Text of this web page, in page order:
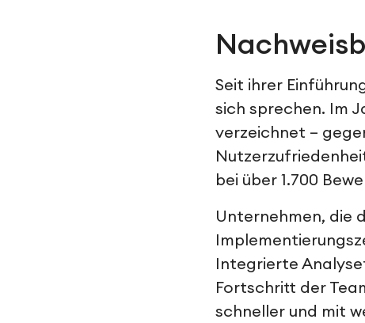
Seit ihrer
sich sprechen. Im
verzeichnet –
bei über 1.700
Unternehmen, die
Integrierte
Fortschritt der
schneller und mit